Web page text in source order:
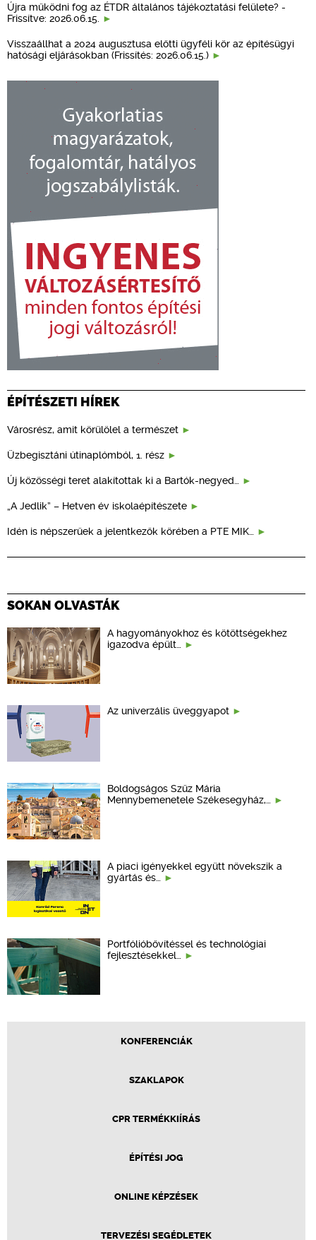
Újra működni fog az ÉTDR általános tájékoztatási felülete? -
Frissítve: 2026.06.15.
Visszaállhat a 2024 augusztusa előtti ügyféli kör az építésügyi
hatósági eljárásokban (Frissítés: 2026.06.15.)
ÉPÍTÉSZETI HÍREK
Városrész, amit körülölel a természet
Üzbegisztáni útinaplómból, 1. rész
Új közösségi teret alakítottak ki a Bartók-negyed…
„A Jedlik” – Hetven év iskolaépítészete
Idén is népszerűek a jelentkezők körében a PTE MIK…
SOKAN OLVASTÁK
A hagyományokhoz és kötöttségekhez
igazodva épült…
Az univerzális üveggyapot
Boldogságos Szűz Mária
Mennybemenetele Székesegyház,…
A piaci igényekkel együtt növekszik a
gyártás és…
Portfólióbővítéssel és technológiai
fejlesztésekkel…
KONFERENCIÁK
SZAKLAPOK
CPR TERMÉKKIÍRÁS
ÉPÍTÉSI JOG
ONLINE KÉPZÉSEK
TERVEZÉSI SEGÉDLETEK